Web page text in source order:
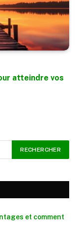
atteindre vos
et comment